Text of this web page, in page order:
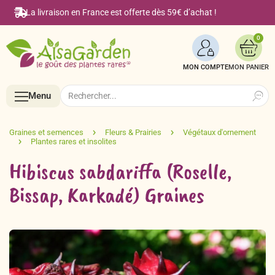
La livraison en France est offerte dès 59€ d’achat !
MON COMPTE
0
Menu
Menu
Accueil
Boutique en ligne
Semences BIO de A à Z
Le Blog Alsagarden
Search
for:
Hibiscus sabdariffa (Roselle,
Bissap, Karkadé) Graines